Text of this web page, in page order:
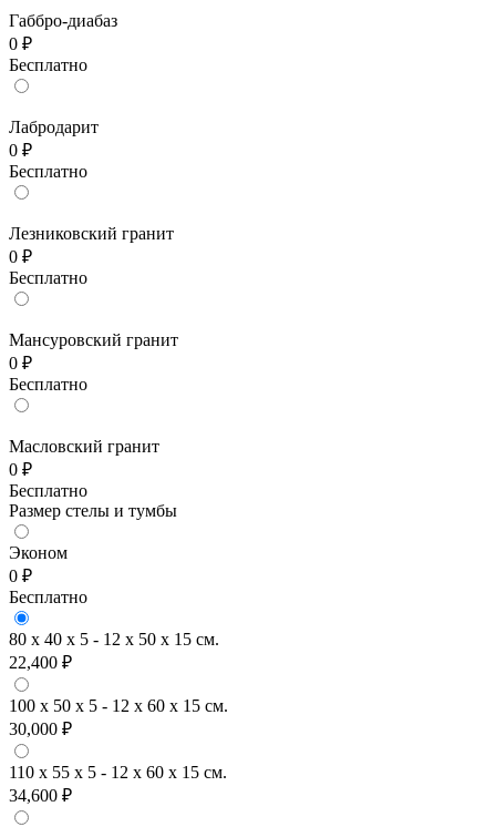
Габбро-диабаз
0 ₽
Бесплатно
Лабродарит
0 ₽
Бесплатно
Лезниковский гранит
0 ₽
Бесплатно
Мансуровский гранит
0 ₽
Бесплатно
Масловский гранит
0 ₽
Бесплатно
Размер стелы и тумбы
Эконом
0 ₽
Бесплатно
80 x 40 x 5 - 12 x 50 x 15 см.
22,400 ₽
100 x 50 x 5 - 12 x 60 x 15 см.
30,000 ₽
110 x 55 x 5 - 12 x 60 x 15 см.
34,600 ₽